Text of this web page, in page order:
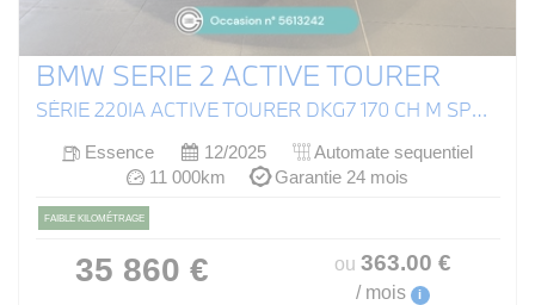
BMW SERIE 2 ACTIVE TOURER
SÉRIE 220IA ACTIVE TOURER DKG7 170 CH M SPORT (U06)
Essence 12/2025
Automate sequentiel
11 000km
Garantie 24 mois
FAIBLE KILOMÉTRAGE
35 860 € ou 363.00 €
/ mois i